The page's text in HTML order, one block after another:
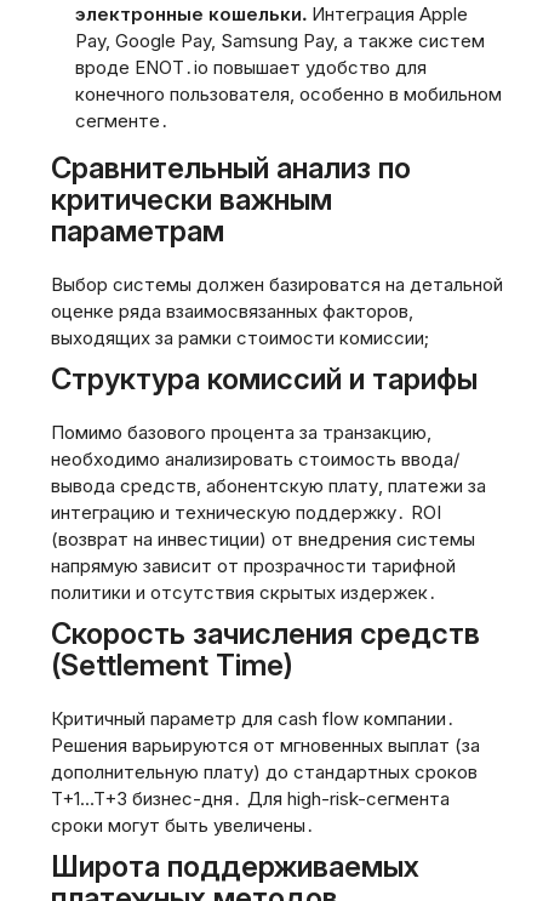
электронные кошельки․ Интеграция Apple
Pay, Google Pay, Samsung Pay, а также систем
вроде ENOT․io повышает удобство для
конечного пользователя, особенно в мобильном
сегменте․
Сравнительный анализ по
критически важным
параметрам
Выбор системы должен базироватся на детальной
оценке ряда взаимосвязанных факторов,
выходящих за рамки стоимости комиссии;
Структура комиссий и тарифы
Помимо базового процента за транзакцию,
необходимо анализировать стоимость ввода/
вывода средств, абонентскую плату, платежи за
интеграцию и техническую поддержку․ ROI
(возврат на инвестиции) от внедрения системы
напрямую зависит от прозрачности тарифной
политики и отсутствия скрытых издержек․
Скорость зачисления средств
(Settlement Time)
Критичный параметр для cash flow компании․
Решения варьируются от мгновенных выплат (за
дополнительную плату) до стандартных сроков
T+1…T+3 бизнес-дня․ Для high-risk-сегмента
сроки могут быть увеличены․
Широта поддерживаемых